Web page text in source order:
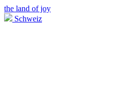
the land of joy
Schweiz